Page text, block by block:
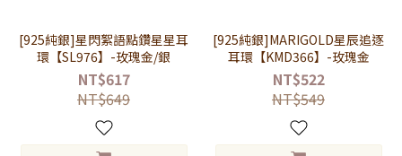
[925純銀]星閃絮語點鑽星星耳
環【SL976】-玫瑰金/銀
NT$617
NT$649
[925純銀]MARIGOLD星辰追逐
耳環【KMD366】-玫瑰金
NT$522
NT$549